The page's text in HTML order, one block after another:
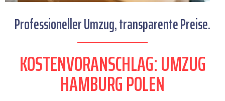
Professioneller Umzug, transparente Preise.
KOSTENVORANSCHLAG: UMZUG
HAMBURG POLEN